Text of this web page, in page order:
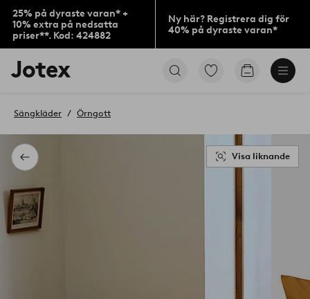
25% på dyraste varan* +
10% extra på nedsatta
priser**. Kod: 424882
Ny här? Registrera dig för
40% på dyraste varan*
Jotex
logotyp
till
Gå
Gå
Tillbaka
Sängkläder Örngott
Visa liknande